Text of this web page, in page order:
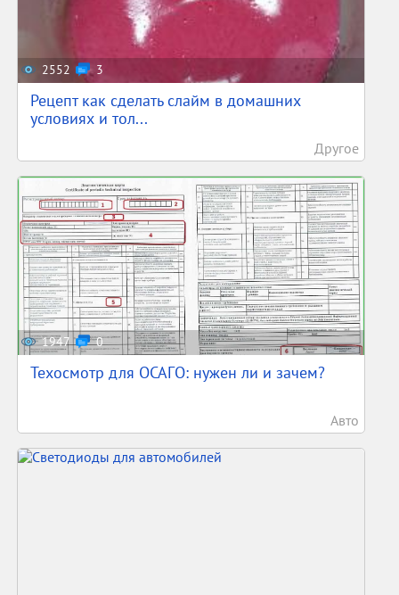
2552 3
Рецепт как сделать слайм в домашних
условиях и тол...
Другое
1947 0
Техосмотр для ОСАГО: нужен ли и зачем?
Авто